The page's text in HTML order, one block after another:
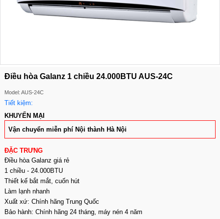
Điều hòa Galanz 1 chiều 24.000BTU AUS-24C
Model: AUS-24C
Tiết kiệm:
KHUYẾN MẠI
Vận chuyển miễn phí Nội thành Hà Nội
ĐẶC TRƯNG
Điều hòa Galanz giá rẻ
1 chiều - 24.000BTU
Thiết kế bắt mắt, cuốn hút
Làm lạnh nhanh
Xuất xứ: Chính hãng Trung Quốc
Bảo hành: Chính hãng 24 tháng, máy nén 4 năm